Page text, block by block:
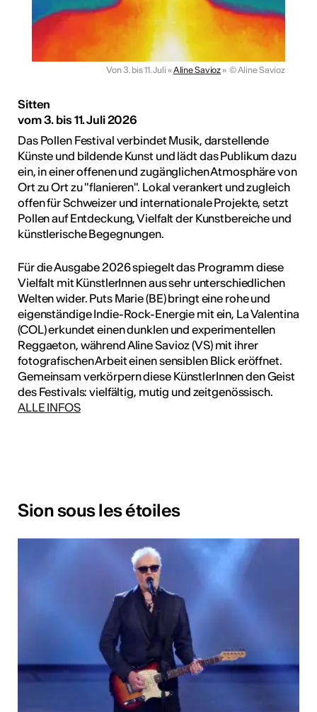
Von 3. bis 11. Juli «Aline Savioz » © Aline Savioz
Sitten
vom 3. bis 11. Juli 2026
Das Pollen Festival verbindet Musik, darstellende
Künste und bildende Kunst und lädt das Publikum dazu
ein, in einer offenen und zugänglichen Atmosphäre von
Ort zu Ort zu "flanieren". Lokal verankert und zugleich
offen für Schweizer und internationale Projekte, setzt
Pollen auf Entdeckung, Vielfalt der Kunstbereiche und
künstlerische Begegnungen.
Für die Ausgabe 2026 spiegelt das Programm diese
Vielfalt mit KünstlerInnen aus sehr unterschiedlichen
Welten wider. Puts Marie (BE) bringt eine rohe und
eigenständige Indie-Rock-Energie mit ein, La Valentina
(COL) erkundet einen dunklen und experimentellen
Reggaeton, während Aline Savioz (VS) mit ihrer
fotografischen Arbeit einen sensiblen Blick eröffnet.
Gemeinsam verkörpern diese KünstlerInnen den Geist
des Festivals: vielfältig, mutig und zeitgenössisch.
ALLE INFOS
Sion sous les étoiles